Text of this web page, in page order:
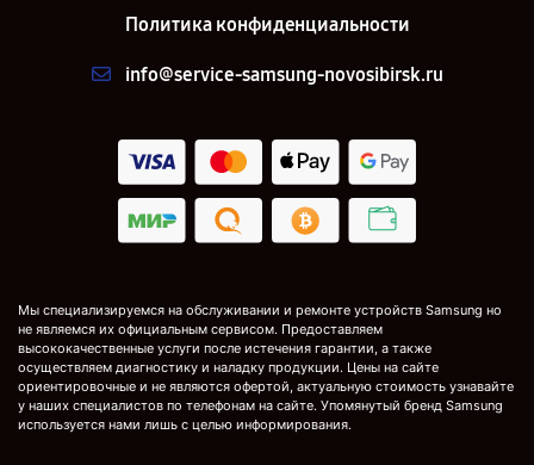
Политика конфиденциальности
info@service-samsung-novosibirsk.ru
Мы специализируемся на обслуживании и ремонте устройств Samsung но
не являемся их официальным сервисом. Предоставляем
высококачественные услуги после истечения гарантии, а также
осуществляем диагностику и наладку продукции. Цены на сайте
ориентировочные и не являются офертой, актуальную стоимость узнавайте
у наших специалистов по телефонам на сайте. Упомянутый бренд Samsung
используется нами лишь с целью информирования.